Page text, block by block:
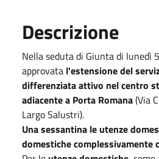
Descrizione
Nella seduta di Giunta di lunedì
approvata l'estensione del
differenziata attivo nel centro
adiacente a Porta Romana(Via
Largo Salustri).
Una sessantina le utenze
domestiche complessivamente